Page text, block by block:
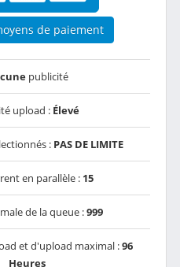
de paiement
publicité
upload : Élevé
: PAS DE LIMITE
en parallèle : 15
de la queue :999
et d'upload maximal :96
Heures